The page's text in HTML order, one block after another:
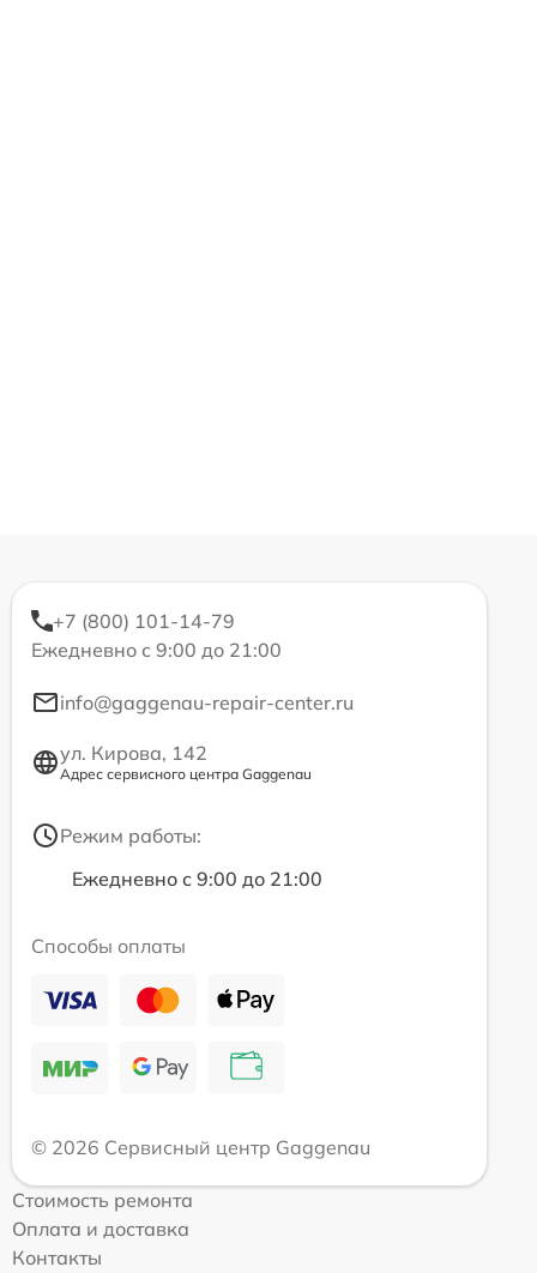
+7 (800) 101-14-79
Ежедневно с 9:00 до 21:00
info@gaggenau-repair-center.ru
ул. Кирова, 142
Адрес сервисного центра Gaggenau
Режим работы:
Ежедневно с 9:00 до 21:00
Способы оплаты
© 2026 Сервисный центр Gaggenau
Стоимость ремонта
Оплата и доставка
Контакты